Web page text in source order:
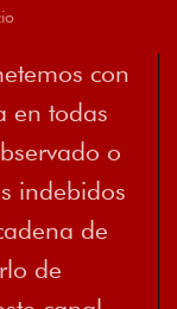
con
en todas
o
indebidos
de
de